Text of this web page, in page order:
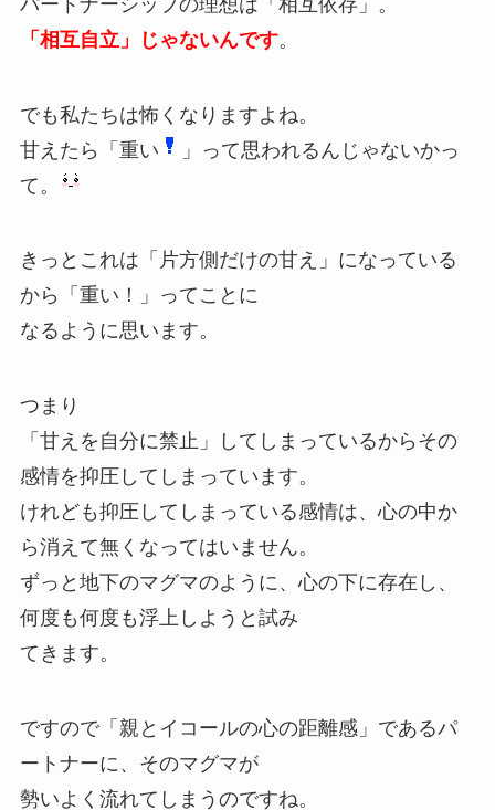
「相互自立」じゃないんです。
でも私たちは怖くなりますよね。
甘えたら「重い
」って思われるんじゃないかっ
て。
きっとこれは「片方側だけの甘え」になっている
から「重い！」ってことに
なるように思います。
つまり
「甘えを自分に禁止」してしまっているからその
感情を抑圧してしまっています。
けれども抑圧してしまっている感情は、心の中か
ら消えて無くなってはいません。
ずっと地下のマグマのように、心の下に存在し、
何度も何度も浮上しようと試み
てきます。
ですので「親とイコールの心の距離感」であるパ
ートナーに、そのマグマが
勢いよく流れてしまうのですね。